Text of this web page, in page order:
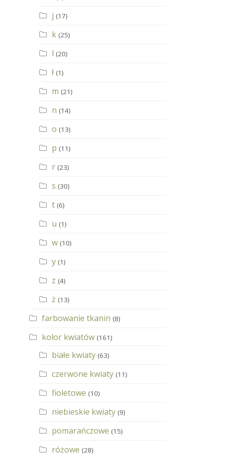
j (17)
k (25)
l (20)
ł (1)
m (21)
n (14)
o (13)
p (11)
r (23)
s (30)
t (6)
u (1)
w (10)
y (1)
z (4)
ż (13)
farbowanie tkanin (8)
kolor kwiatów (161)
białe kwiaty (63)
czerwone kwiaty (11)
fioletowe (10)
niebieskie kwiaty (9)
pomarańczowe (15)
różowe (28)